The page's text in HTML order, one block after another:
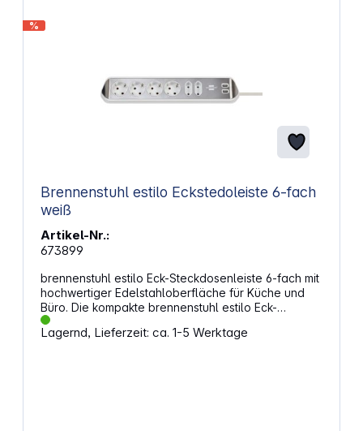
%
Brennenstuhl estilo Eckstedoleiste 6-fach
weiß
Artikel-Nr.:
673899
brennenstuhl estilo Eck-Steckdosenleiste 6-fach mit
hochwertiger Edelstahloberfläche für Küche und
Büro. Die kompakte brennenstuhl estilo Eck-
Steckdosenleiste aus hochbruchfestem Kunststoff
und hochwertiger Edelstahloberfläche bringt Ihnen
Lagernd, Lieferzeit: ca. 1-5 Werktage